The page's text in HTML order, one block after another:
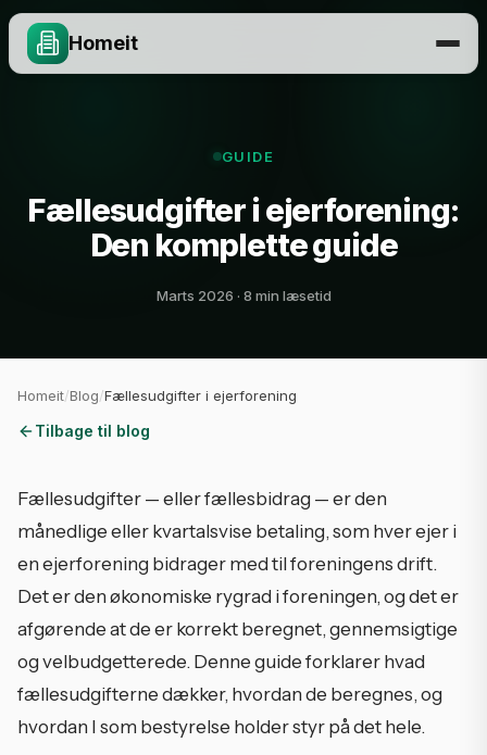
Homeit
GUIDE
Fællesudgifter i ejerforening:
Den komplette guide
Marts 2026 · 8 min læsetid
Homeit/Blog/Fællesudgifter i ejerforening
Tilbage til blog
Fællesudgifter — eller fællesbidrag — er den
månedlige eller kvartalsvise betaling, som hver ejer i
en ejerforening bidrager med til foreningens drift.
Det er den økonomiske rygrad i foreningen, og det er
afgørende at de er korrekt beregnet, gennemsigtige
og velbudgetterede. Denne guide forklarer hvad
fællesudgifterne dækker, hvordan de beregnes, og
hvordan I som bestyrelse holder styr på det hele.